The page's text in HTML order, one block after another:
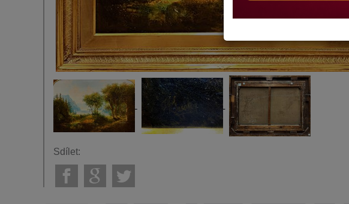
Sdílet: